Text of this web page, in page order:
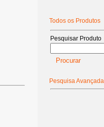
Todos os Produtos
Pesquisar Produto
Pesquisa Avançada